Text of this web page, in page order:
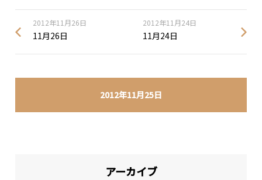
2012年11月25日
2012年11月26日
11月26日
2012年11月24日
11月24日
アーカイブ